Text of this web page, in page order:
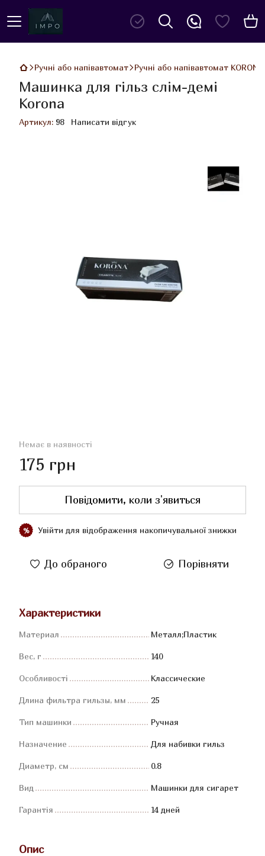
Ручні або напівавтомат Ручні або напівавтомат KORONA
Машинка для гільз слім-демі
Korona
Артикул: 98 Написати відгук
Немає в наявності
175 грн
Повідомити, коли з'явиться
% Увійти для відображення накопичувальної знижки
До обраного Порівняти
Характеристики
Материал Металл;Пластик
Вес, г 140
Особливості Классические
Длина фильтра гильзы, мм 25
Тип машинки Ручная
Назначение Для набивки гильз
Диаметр, см 0.8
Вид Машинки для сигарет
Гарантія 14 дней
Опис